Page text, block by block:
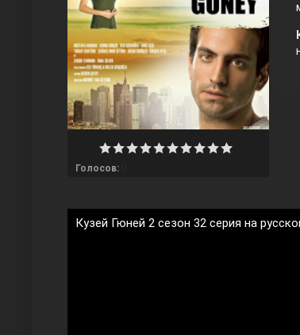
Любовь напрокат
Голосов:
Кузей Гюней 2 сезон 32 серия на